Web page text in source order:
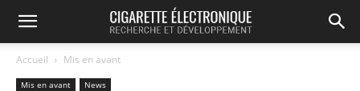
Accueil Mis en avant
Mis en avant News